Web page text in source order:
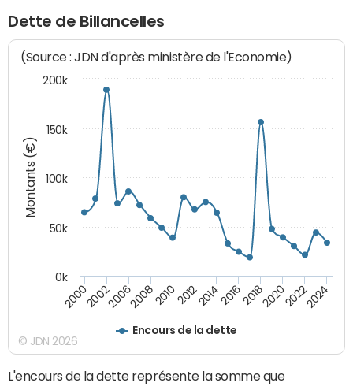
Dette de Billancelles
Montants (€)
(Source : JDN d'après ministère de l'Economie)
Encours de la dette
200020022006200820102012201420162018202020222024
0k
50k
100k
150k
200k
© JDN 2026
L'encours de la dette représente la somme que